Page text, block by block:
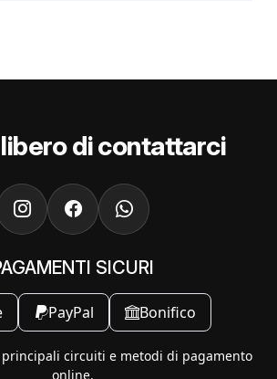
di contattarci
SICURI
PayPal Bonifico
circuiti e metodi di pagamento
online.